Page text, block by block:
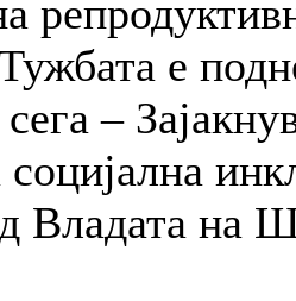
е
–
социјална
Владата на